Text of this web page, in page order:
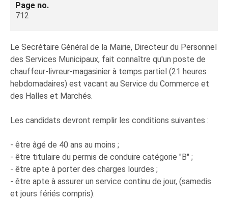
Page no.
712
Le Secrétaire Général de la Mairie, Directeur du Personnel
des Services Municipaux, fait connaître qu'un poste de
chauffeur-livreur-magasinier à temps partiel (21 heures
hebdomadaires) est vacant au Service du Commerce et
des Halles et Marchés.
Les candidats devront remplir les conditions suivantes :
- être âgé de 40 ans au moins ;
- être titulaire du permis de conduire catégorie "B" ;
- être apte à porter des charges lourdes ;
- être apte à assurer un service continu de jour, (samedis
et jours fériés compris).